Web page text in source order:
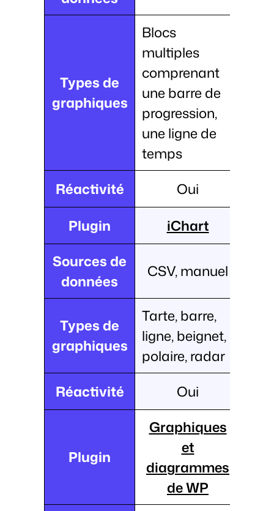
Types de
graphiques
Blocs
multiples
comprenant
une barre de
progression,
une ligne de
temps
Réactivité
Oui
Plugin
iChart
Sources de
données
CSV, manuel
Types de
graphiques
Tarte, barre,
ligne, beignet,
polaire, radar
Réactivité
Oui
Plugin
Graphiques
et
diagrammes
de WP